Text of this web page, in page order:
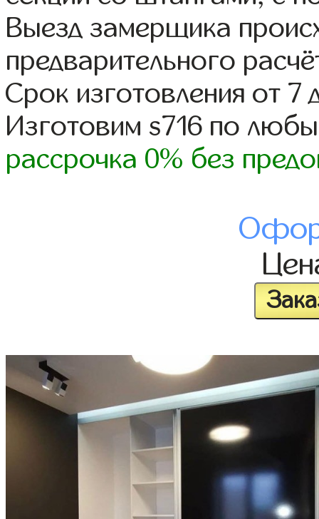
Выезд замерщика
предварительного
Срок изготовления от 7
Изготовим s716 по
рассрочка 0% без